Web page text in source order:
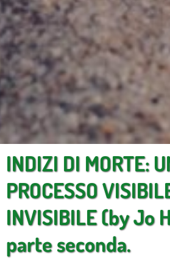
INDIZI DI MORTE:
PROCESSO
INVISIBILE (by Jo
parte seconda.